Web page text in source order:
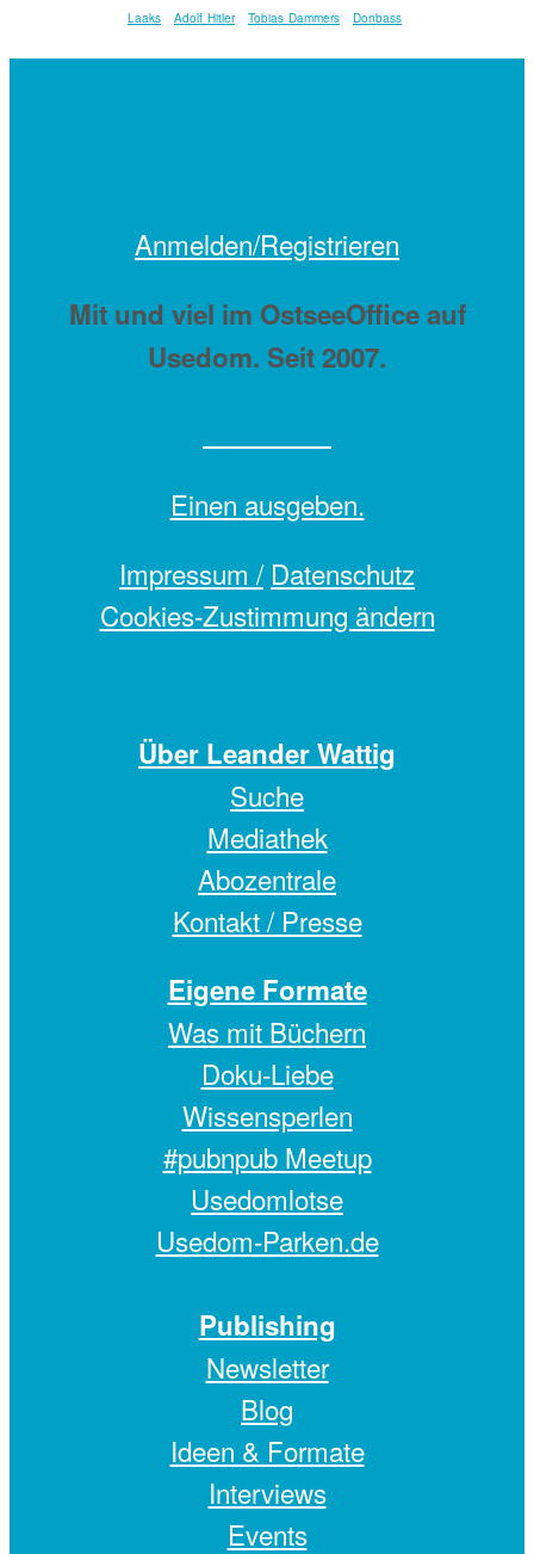
Laaks Adolf Hitler Tobias Dammers Donbass
Anmelden/Registrieren
Mit und viel im OstseeOffice auf
Usedom. Seit 2007.
Einen ausgeben.
Impressum / Datenschutz
Cookies-Zustimmung ändern
Über Leander Wattig
Suche
Mediathek
Abozentrale
Kontakt / Presse
Eigene Formate
Was mit Büchern
Doku-Liebe
Wissensperlen
#pubnpub Meetup
Usedomlotse
Usedom-Parken.de
Publishing
Newsletter
Blog
Ideen & Formate
Interviews
Events